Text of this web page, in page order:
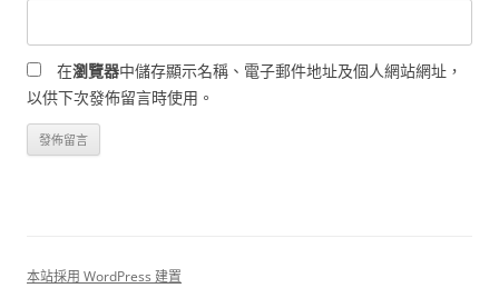
在瀏覽器中儲存顯示名稱、電子郵件地址及個人網站網址，
以供下次發佈留言時使用。
本站採用 WordPress 建置